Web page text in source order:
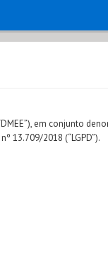
em conjunto
13.709/2018 (“LGPD”).